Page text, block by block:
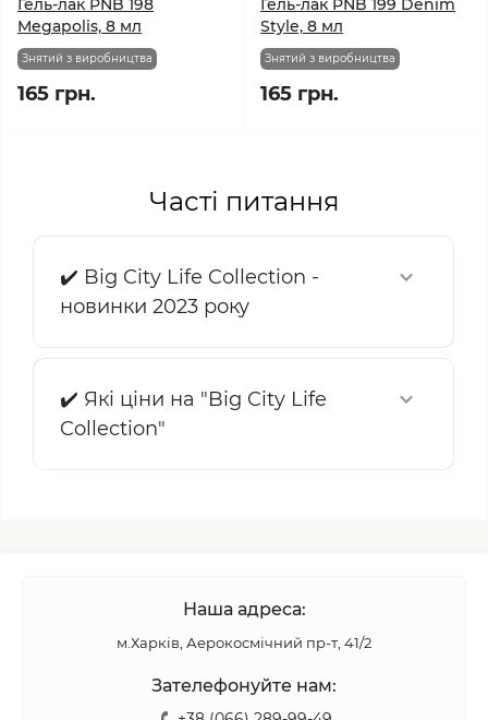
Гель-лак PNB 198
Megapolis, 8 мл
Знятий з виробництва
165 грн.
Гель-лак PNB 199 Denim
Style, 8 мл
Знятий з виробництва
165 грн.
Часті питання
✔️ Big City Life Collection -
новинки 2023 року
✔️ Які ціни на "Big City Life
Collection"
Наша адреса:
м.Харків, Аерокосмічний пр-т, 41/2
Зателефонуйте нам: